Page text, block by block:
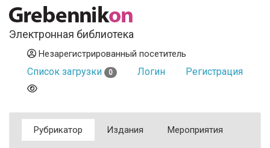
Электронная библиотека
Незарегистрированный посетитель
Список загрузки 0 Логин Регистрация
Рубрикатор Издания Мероприятия